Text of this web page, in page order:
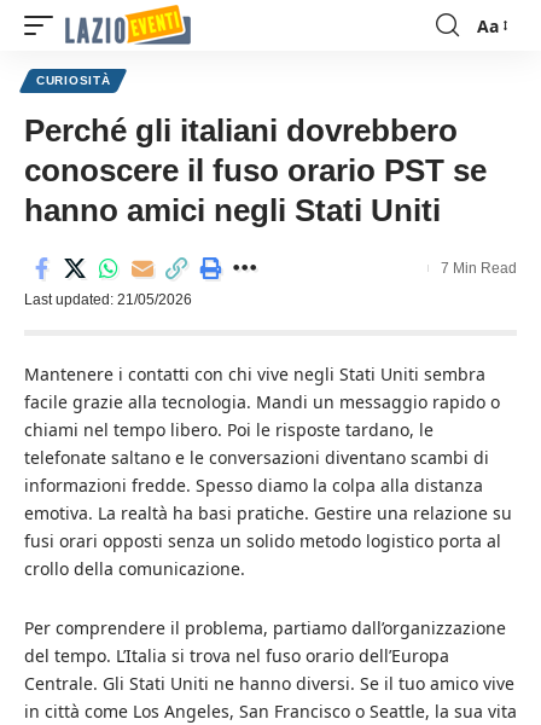
Font
Aa
CURIOSITÀ
Perché gli italiani dovrebbero
conoscere il fuso orario PST se
hanno amici negli Stati Uniti
Last updated: 21/05/2026
7 Min Read
Mantenere i contatti con chi vive negli Stati Uniti sembra
facile grazie alla tecnologia. Mandi un messaggio rapido o
chiami nel tempo libero. Poi le risposte tardano, le
telefonate saltano e le conversazioni diventano scambi di
informazioni fredde. Spesso diamo la colpa alla distanza
emotiva. La realtà ha basi pratiche. Gestire una relazione su
fusi orari opposti senza un solido metodo logistico porta al
crollo della comunicazione.
Per comprendere il problema, partiamo dall’organizzazione
del tempo. L’Italia si trova nel fuso orario dell’Europa
Centrale. Gli Stati Uniti ne hanno diversi. Se il tuo amico vive
in città come Los Angeles, San Francisco o Seattle, la sua vita